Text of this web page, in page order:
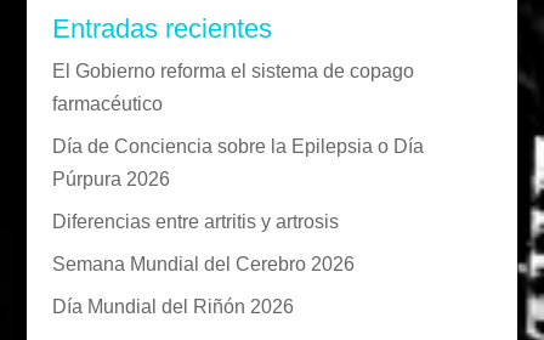
Entradas recientes
El Gobierno reforma el sistema de copago
farmacéutico
Día de Conciencia sobre la Epilepsia o Día
Púrpura 2026
Diferencias entre artritis y artrosis
Semana Mundial del Cerebro 2026
Día Mundial del Riñón 2026